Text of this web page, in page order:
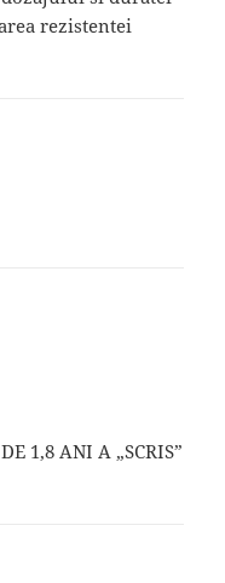
rezistentei
1,8 ANI A „SCRIS”